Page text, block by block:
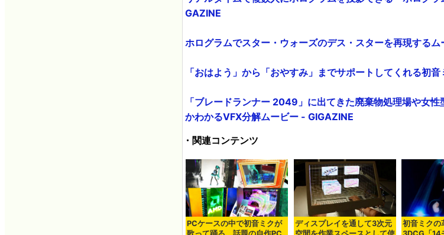
GAZINE
ホログラムでスター・ウォーズのデス・スターを再現する
「おはよう」から「おやすみ」までサポートしてくれる初
「ブレードランナー 2049」に出てきた廃棄物処理場や女
かわかるVFX分解ムービー - GIGAZINE
・関連コンテンツ
PCケースの中で初音ミクが
ディスプレイを通して3次元
初音ミクの